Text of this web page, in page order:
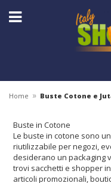
Home » Buste Cotone e
Buste in Cotone
Le buste in cotone sono
riutilizzabile per negozi,
desiderano un packaging
trovi sacchetti e shopper
articoli promozionali,